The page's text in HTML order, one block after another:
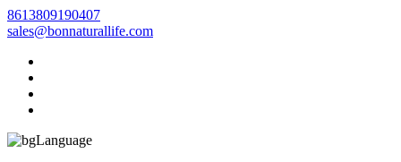
8613809190407
sales@bonnaturallife.com
Language